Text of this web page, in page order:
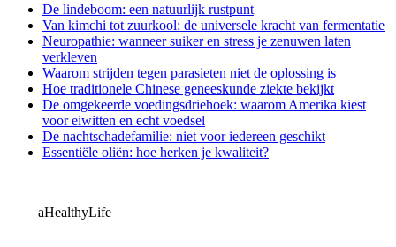
De lindeboom: een natuurlijk rustpunt
Van kimchi tot zuurkool: de universele kracht van fermentatie
Neuropathie: wanneer suiker en stress je zenuwen laten
verkleven
Waarom strijden tegen parasieten niet de oplossing is
Hoe traditionele Chinese geneeskunde ziekte bekijkt
De omgekeerde voedingsdriehoek: waarom Amerika kiest
voor eiwitten en echt voedsel
De nachtschadefamilie: niet voor iedereen geschikt
Essentiële oliën: hoe herken je kwaliteit?
aHealthyLife